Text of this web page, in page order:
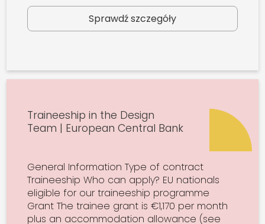
Sprawdź szczegóły
Traineeship in the Design
Team | European Central Bank
General Information Type of contract
Traineeship Who can apply? EU nationals
eligible for our traineeship programme
Grant The trainee grant is €1,170 per month
plus an accommodation allowance (see